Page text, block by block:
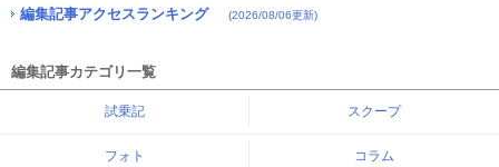
編集記事アクセスランキング (2026/08/06更新)
編集記事カテゴリ一覧
試乗記 スクープ
フォト コラム